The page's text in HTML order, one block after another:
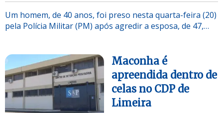
Um homem, de 40 anos, foi preso nesta quarta-feira (20)
pela Polícia Militar (PM) após agredir a esposa, de 47,…
Maconha é
apreendida dentro de
celas no CDP de
Limeira